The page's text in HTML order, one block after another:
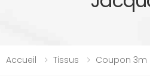
Accueil Tissus Coupon 3m